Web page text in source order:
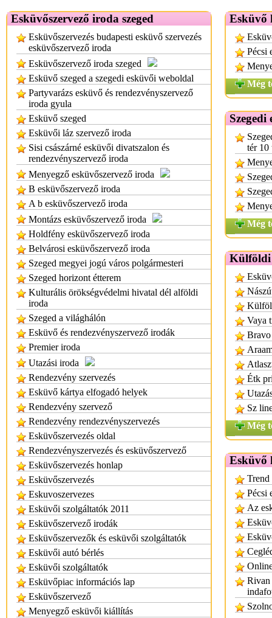
Esküvőszervező iroda szeged
Esküvőszervezés budapesti esküvő szervezés
esküvőszervező iroda
Esküvőszervező iroda szeged
Esküvő szeged a szegedi esküvői weboldal
Partyvarázs esküvő és rendezvényszervező
iroda gyula
Esküvő szeged
Esküvői láz szervező iroda
Sisi császárné esküvői divatszalon és
rendezvényszervező iroda
Menyegző esküvőszervező iroda
B esküvőszervező iroda
A b esküvőszervező iroda
Montázs esküvőszervező iroda
Holdfény esküvőszervező iroda
Belvárosi esküvőszervező iroda
Szeged megyei jogú város polgármesteri
Szeged horizont étterem
Kulturális örökségvédelmi hivatal dél alföldi
iroda
Szeged a világhálón
Esküvő és rendezvényszervező irodák
Premier iroda
Utazási iroda
Rendezvény szervezés
Esküvő kártya elfogadó helyek
Rendezvény szervező
Rendezvény rendezvényszervezés
Esküvőszervezés oldal
Rendezvényszervezés és esküvőszervező
Esküvőszervezés honlap
Esküvőszervezés
Eskuvoszervezes
Esküvői szolgáltatók 2011
Esküvőszervező irodák
Esküvőszervezők és esküvői szolgáltatók
Esküvői autó bérlés
Esküvői szolgáltatók
Esküvőpiac információs lap
Esküvőszervező
Menyegző esküvői kiállítás
Esküvő
Pécsi
Még
tér 10
Még
Külföldi
Vaya
Bravo
Étk
Sz
Még
Esküvő
Trend
Pécsi
Az
Rivan